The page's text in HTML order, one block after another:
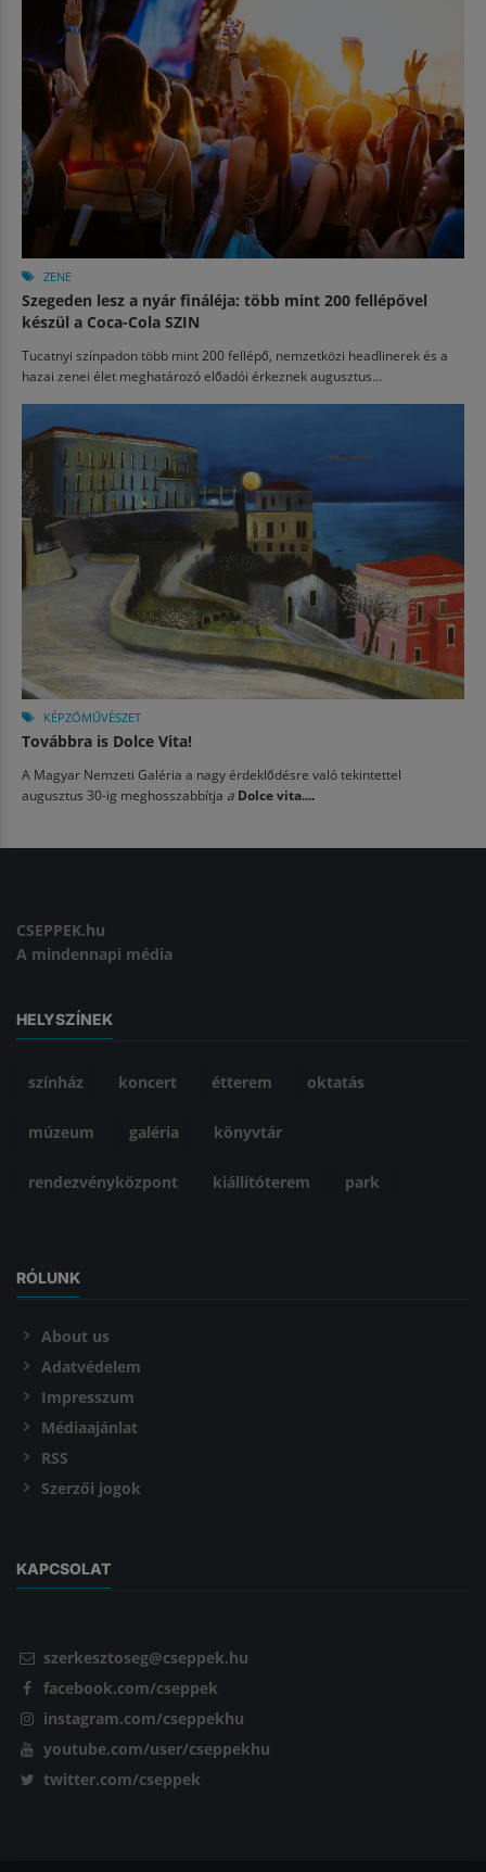
ZENE
Szegeden lesz a nyár fináléja: több mint 200 fellépővel
készül a Coca-Cola SZIN
Tucatnyi színpadon több mint 200 fellépő, nemzetközi headlinerek és a
hazai zenei élet meghatározó előadói érkeznek augusztus...
KÉPZŐMŰVÉSZET
Továbbra is Dolce Vita!
A Magyar Nemzeti Galéria a nagy érdeklődésre való tekintettel
augusztus 30-ig meghosszabbítja a Dolce vita....
CSEPPEK.hu
A mindennapi média
HELYSZÍNEK
színház koncert étterem oktatás
múzeum galéria könyvtár
rendezvényközpont kiállítóterem park
RÓLUNK
About us
Adatvédelem
Impresszum
Médiaajánlat
RSS
Szerzői jogok
KAPCSOLAT
szerkesztoseg@cseppek.hu
facebook.com/cseppek
instagram.com/cseppekhu
youtube.com/user/cseppekhu
twitter.com/cseppek